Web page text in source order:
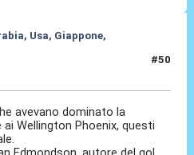
Usa, Giappone,
#50
avevano dominato la
Wellington Phoenix, questi